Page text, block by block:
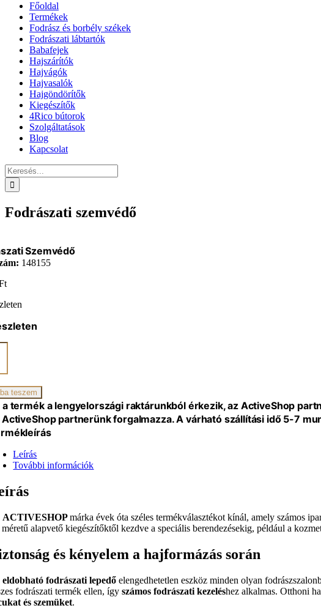
Főoldal
Termékek
Fodrász és borbély székek
Fodrászati lábtartók
Babafejek
Hajszárítók
Hajvágók
Hajvasalók
Hajgöndörítők
Kiegészítők
4Rico bútorok
Szolgáltatások
Blog
Kapcsolat
Keresés...
Fodrászati szemvédő
Szemvédő
148155
teszem
a termék a lengyelországi raktárunkból érkezik, az ActiveShop
ActiveShop partnerünk forgalmazza. A várható szállítási idő 5-7
Leírás
További információk
ACTIVESHOPmárka évek óta széles termékválasztékot kínál, amely számos
alapvető kiegészítőktől kezdve a speciális berendezésekig, például a
és kényelem a hajformázás során
eldobható fodrászati lepedő elengedhetetlen eszköz minden olyan
fodrászati termék ellen, ígyszámos fodrászati kezeléshez alkalmas. Otthoni
és szemüket.